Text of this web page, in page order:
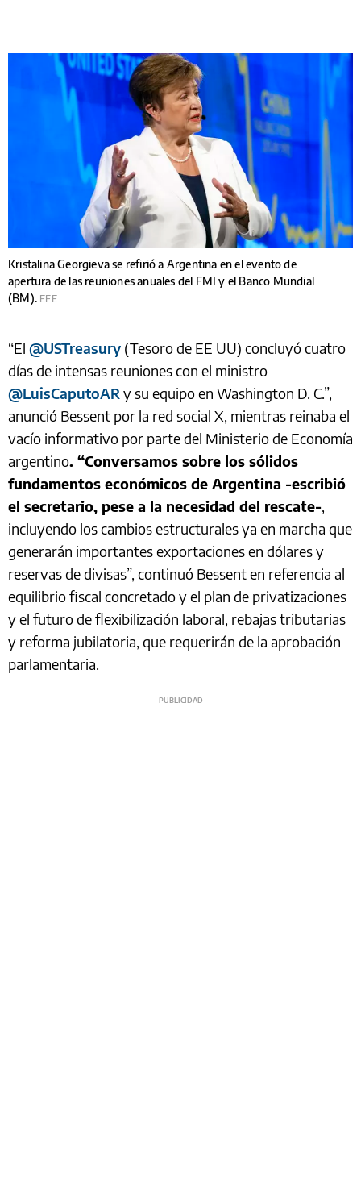
Kristalina Georgieva se refirió a Argentina en el evento de
apertura de las reuniones anuales del FMI y el Banco Mundial
(BM). EFE
“El @USTreasury (Tesoro de EE UU) concluyó cuatro
días de intensas reuniones con el ministro
@LuisCaputoAR y su equipo en Washington D. C.”,
anunció Bessent por la red social X, mientras reinaba el
vacío informativo por parte del Ministerio de Economía
argentino. “Conversamos sobre los sólidos
fundamentos económicos de Argentina -escribió
el secretario, pese a la necesidad del rescate-,
incluyendo los cambios estructurales ya en marcha que
generarán importantes exportaciones en dólares y
reservas de divisas”, continuó Bessent en referencia al
equilibrio fiscal concretado y el plan de privatizaciones
y el futuro de flexibilización laboral, rebajas tributarias
y reforma jubilatoria, que requerirán de la aprobación
parlamentaria.